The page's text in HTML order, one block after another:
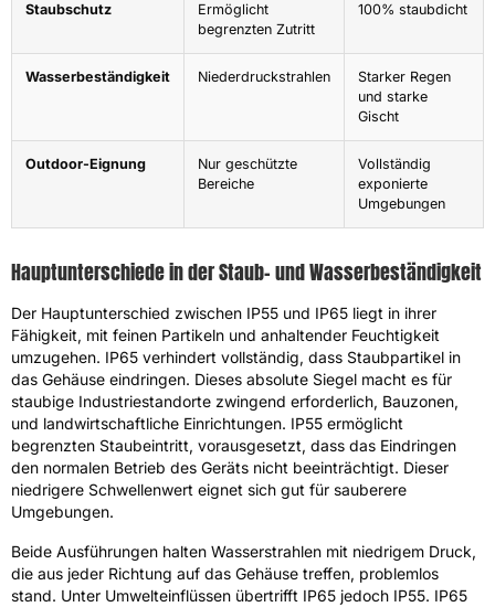
Staubschutz
Ermöglicht
begrenzten Zutritt
100% staubdicht
Wasserbeständigkeit Niederdruckstrahlen
Starker Regen
und starke
Gischt
Outdoor-Eignung
Nur geschützte
Bereiche
Vollständig
exponierte
Umgebungen
Hauptunterschiede in der Staub- und Wasserbeständigkeit
Der Hauptunterschied zwischen IP55 und IP65 liegt in ihrer
Fähigkeit, mit feinen Partikeln und anhaltender Feuchtigkeit
umzugehen. IP65 verhindert vollständig, dass Staubpartikel in
das Gehäuse eindringen. Dieses absolute Siegel macht es für
staubige Industriestandorte zwingend erforderlich, Bauzonen,
und landwirtschaftliche Einrichtungen. IP55 ermöglicht
begrenzten Staubeintritt, vorausgesetzt, dass das Eindringen
den normalen Betrieb des Geräts nicht beeinträchtigt. Dieser
niedrigere Schwellenwert eignet sich gut für sauberere
Umgebungen.
Beide Ausführungen halten Wasserstrahlen mit niedrigem Druck,
die aus jeder Richtung auf das Gehäuse treffen, problemlos
stand. Unter Umwelteinflüssen übertrifft IP65 jedoch IP55. IP65